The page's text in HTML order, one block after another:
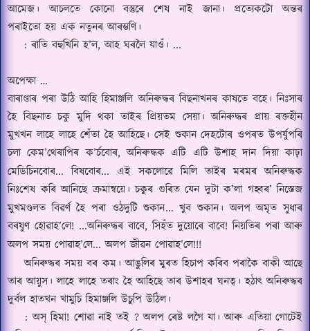
আমেজ। আচলতে কোনো বস্তুৰে শেষ নাই জানা। প্রত্যেকটো অন্তৰ
পৰাইতো হয় এক নতুনৰ আৰম্ভণি।
:ৰাতি বহুখিনি হ’ল,আহ ঘৰলৈ যাওঁ। ...
অপেক্ষা …
বাৰাণ্ডাৰ পৰা উঠি আহি হিমাঞ্জলি অনিৰুদ্ধৰ বিছনাখনৰ কাষতে বহে। নিঃসাৰ
হৈ বিছনাত চকু মুদি থকা তাইৰ প্রিয়তম সেয়া। অনিৰুদ্ধৰ প্রায় ৰক্তহীন
মুখখন লাহে লাহে শেঁতা হৈ আহিছে। সেই শুকান দেহটোৰ ওপৰত উপৰ্যুপৰি
চলা কেম’থেৰাপিৰ ক’র্চবোৰ,অনিৰুদ্ধক এটি এটি উশাহ দান দিয়া কাঢ়া
মেডিচিনবোৰ...বিষবোৰ... এই সকলোৱে মিলি তাইৰ মৰমৰ অনিৰুদ্ধক
নিঃশেষ কৰি আনিছে ক্রমান্বয়ে। চকুৰ গুৰিত যেন দুটা ক’লা গহ্বৰ’ নিস্তেজ
মুখমণ্ডলত বিৱর্ণ হৈ পৰা ওঠদুটি শুকান...খুব শুকান। অলপ অমৃত সুধাৰ
বৰষুণ হোৱাহ’লে! ...অনিৰুদ্ধৰ বাবে,সিহঁত দুয়োৰে বাবে!নিয়তিৰ পৰা আৰু
অলপ সময় পোৱাহ’লে...অলপ জীৱন পোৱাহ’লে!!!
অনিৰুদ্ধৰ সময় বৰ কম। আঙুলিৰ মুৰত হিচাপ কৰিব পৰাকৈ বাকী আছে
তাৰ আয়ুস। লাহে লাহে তৰাংহৈ আহিছে তাৰ উশাহৰ ঘনত্ব। হঠাৎ অনিৰুদ্ধৰ
দুর্বল হাতখন খামুচি হিমাঞ্জলি উচুপি উঠিল।
:অস্‌হিমা! শোৱা নাই তই ?অলপ ৰেষ্ট লগৈ যা। আৰু এতিয়া গোটেই